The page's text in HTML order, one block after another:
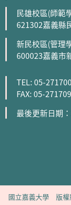
民雄校區(師範
621302嘉義縣
新民校區(管理
600023嘉義市
TEL: 05-
FAX: 05-
最後更新日期
國立嘉義大學 版